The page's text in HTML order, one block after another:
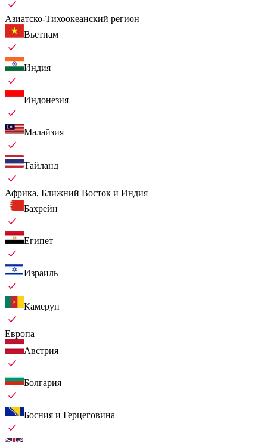
Азиатско-Тихоокеанский регион
Вьетнам
Индия
Индонезия
Малайзия
Тайланд
Африка, Ближний Восток и Индия
Бахрейн
Египет
Израиль
Камерун
Европа
Австрия
Болгария
Босния и Герцеговина